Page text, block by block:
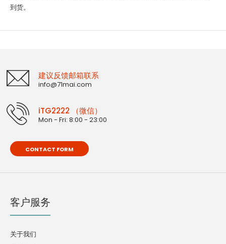
到货。
建议反馈邮箱联系
info@71mai.com
iTG2222 （微信）
Mon - Fri: 8:00 - 23:00
CONTACT FORM
客户服务
关于我们